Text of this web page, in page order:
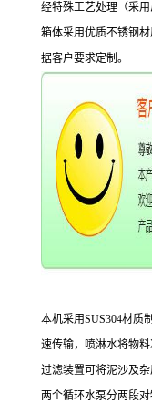
经特殊工艺处理（采
箱体采用优质不锈钢
据客户要求定制。
本机采用SUS304材质
速传输，喷淋水将物
过滤装置可将泥沙及
两个循环水泵分两段